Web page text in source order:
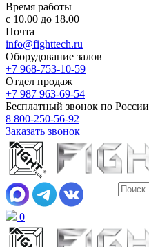
Время работы
с 10.00 до 18.00
Почта
info@fighttech.ru
Оборудование залов
+7 968-753-10-59
Отдел продаж
+7 987 963-69-54
Бесплатный звонок по России
8 800-250-56-92
Заказать звонок
0